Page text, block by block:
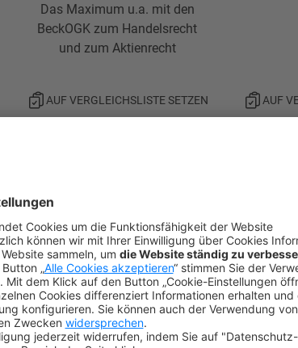
Das Maximum u.a. mit den
BeckOGK zum Handelsrecht
und zum Aktienrecht
AUF VERGLEICHSLISTE SETZEN AUF